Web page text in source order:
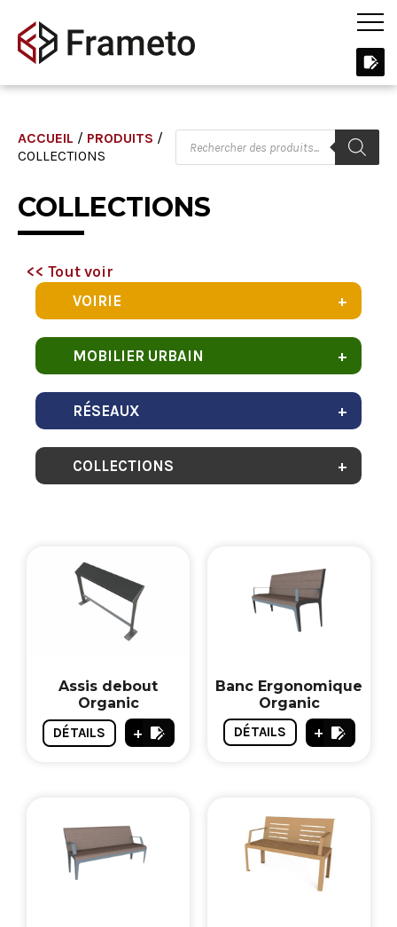
ACCUEIL / PRODUITS /
COLLECTIONS
COLLECTIONS
<< Tout voir
VOIRIE
MOBILIER URBAIN
RÉSEAUX
COLLECTIONS
Assis debout
Organic
DÉTAILS +
Banc Ergonomique
Organic
DÉTAILS +